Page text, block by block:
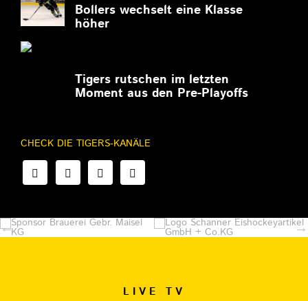
Bollers wechselt eine Klasse
höher
Tigers rutschen im letzten
Moment aus den Pre-Playoffs
CHECK DIE TIGERS-KANÄLE
LIVE TV